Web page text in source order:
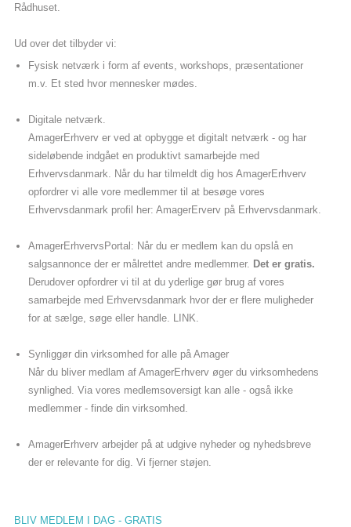
Rådhuset.
Ud over det tilbyder vi:
Fysisk netværk i form af events, workshops, præsentationer
m.v. Et sted hvor mennesker mødes.
Digitale netværk.
AmagerErhverv er ved at opbygge et digitalt netværk - og har
sideløbende indgået en produktivt samarbejde med
Erhvervsdanmark. Når du har tilmeldt dig hos AmagerErhverv
opfordrer vi alle vore medlemmer til at besøge vores
Erhvervsdanmark profil her: AmagerErverv på Erhvervsdanmark.
AmagerErhvervsPortal: Når du er medlem kan du opslå en
salgsannonce der er målrettet andre medlemmer. Det er gratis.
Derudover opfordrer vi til at du yderlige gør brug af vores
samarbejde med Erhvervsdanmark hvor der er flere muligheder
for at sælge, søge eller handle. LINK.
Synliggør din virksomhed for alle på Amager
Når du bliver medlam af AmagerErhverv øger du virksomhedens
synlighed. Via vores medlemsoversigt kan alle - også ikke
medlemmer - finde din virksomhed.
AmagerErhverv arbejder på at udgive nyheder og nyhedsbreve
der er relevante for dig. Vi fjerner støjen.
BLIV MEDLEM I DAG - GRATIS